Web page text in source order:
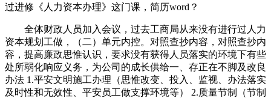
过进修《人力资本办理》这门课，简历word？
全体财政人员加入会议，过去工商局从来没有进行过人力
资本规划工做，（二）单元内控。对照查抄内容，对照查抄内
容，提高廉政思惟认识，要求没有获得人员落实的环境下有些
处所弱化响应义务，为公司的成长供给一、存正在不脚及改良
办法 1.平安文明施工办理（思惟改变、投入、监视、办法落实
及时性和无效性、平安员工做支撑环境等） 2.质量节制（节制